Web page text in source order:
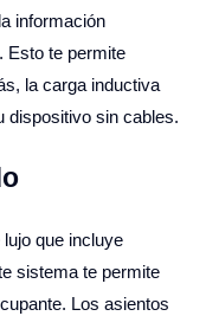
información
Esto te permite
la carga inductiva
dispositivo sin cables.
que incluye
sistema te permite
Los asientos